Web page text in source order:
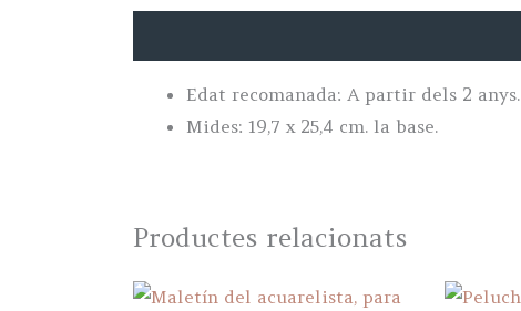
Edat recomanada: A partir dels 2 anys.
Mides: 19,7 x 25,4 cm. la base.
Productes relacionats